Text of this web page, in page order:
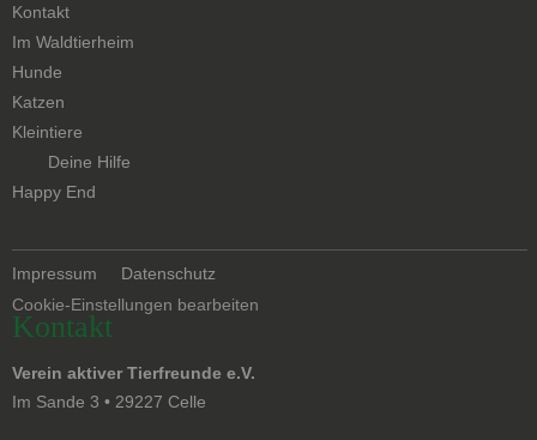
Kontakt
Navigation
überspringen
Im Waldtierheim
Hunde
Katzen
Kleintiere
Navigation
überspringen
Deine Hilfe
Happy End
Navigation
überspringen
Impressum
Datenschutz
Cookie-Einstellungen bearbeiten
Kontakt
Verein aktiver Tierfreunde e.V.
Im Sande 3 • 29227 Celle